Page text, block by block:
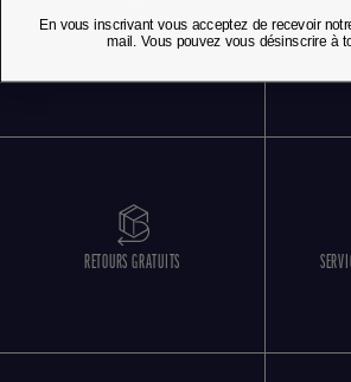
PAIEMENT SÉCURISÉ
RETOURS GRATUITS
En vous inscrivant vous acceptez de recevoir
mail. Vous pouvez vous désinscrire à